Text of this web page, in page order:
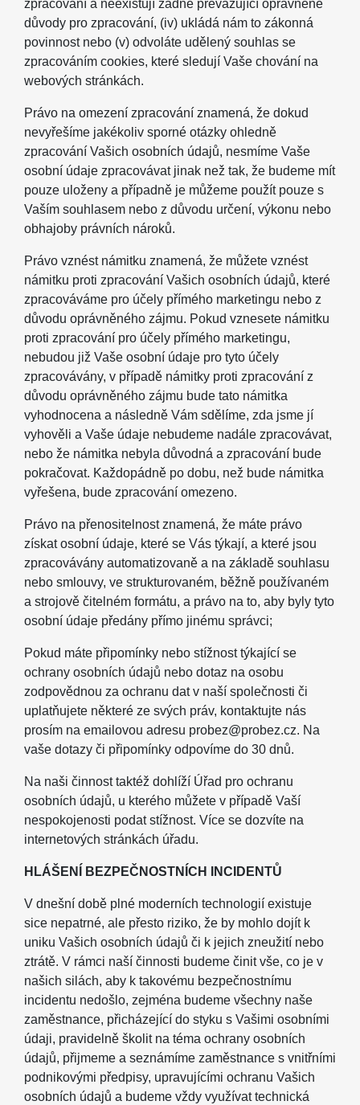
zpracování a neexistují žádné převažující oprávněné
důvody pro zpracování, (iv) ukládá nám to zákonná
povinnost nebo (v) odvoláte udělený souhlas se
zpracováním cookies, které sledují Vaše chování na
webových stránkách.
Právo na omezení zpracování znamená, že dokud
nevyřešíme jakékoliv sporné otázky ohledně
zpracování Vašich osobních údajů, nesmíme Vaše
osobní údaje zpracovávat jinak než tak, že budeme mít
pouze uloženy a případně je můžeme použít pouze s
Vaším souhlasem nebo z důvodu určení, výkonu nebo
obhajoby právních nároků.
Právo vznést námitku znamená, že můžete vznést
námitku proti zpracování Vašich osobních údajů, které
zpracováváme pro účely přímého marketingu nebo z
důvodu oprávněného zájmu. Pokud vznesete námitku
proti zpracování pro účely přímého marketingu,
nebudou již Vaše osobní údaje pro tyto účely
zpracovávány, v případě námitky proti zpracování z
důvodu oprávněného zájmu bude tato námitka
vyhodnocena a následně Vám sdělíme, zda jsme jí
vyhověli a Vaše údaje nebudeme nadále zpracovávat,
nebo že námitka nebyla důvodná a zpracování bude
pokračovat. Každopádně po dobu, než bude námitka
vyřešena, bude zpracování omezeno.
Právo na přenositelnost znamená, že máte právo
získat osobní údaje, které se Vás týkají, a které jsou
zpracovávány automatizovaně a na základě souhlasu
nebo smlouvy, ve strukturovaném, běžně používaném
a strojově čitelném formátu, a právo na to, aby byly tyto
osobní údaje předány přímo jinému správci;
Pokud máte připomínky nebo stížnost týkající se
ochrany osobních údajů nebo dotaz na osobu
zodpovědnou za ochranu dat v naší společnosti či
uplatňujete některé ze svých práv, kontaktujte nás
prosím na emailovou adresu probez@probez.cz. Na
vaše dotazy či připomínky odpovíme do 30 dnů.
Na naši činnost taktéž dohlíží Úřad pro ochranu
osobních údajů, u kterého můžete v případě Vaší
nespokojenosti podat stížnost. Více se dozvíte na
internetových stránkách úřadu.
HLÁŠENÍ BEZPEČNOSTNÍCH INCIDENTŮ
V dnešní době plné moderních technologií existuje
sice nepatrné, ale přesto riziko, že by mohlo dojít k
uniku Vašich osobních údajů či k jejich zneužití nebo
ztrátě. V rámci naší činnosti budeme činit vše, co je v
našich silách, aby k takovému bezpečnostnímu
incidentu nedošlo, zejména budeme všechny naše
zaměstnance, přicházející do styku s Vašimi osobními
údaji, pravidelně školit na téma ochrany osobních
údajů, přijmeme a seznámíme zaměstnance s vnitřními
podnikovými předpisy, upravujícími ochranu Vašich
osobních údajů a budeme vždy využívat technická